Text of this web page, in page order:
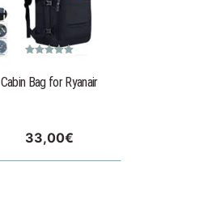
Cabin Bag for Ryanair
33,00€